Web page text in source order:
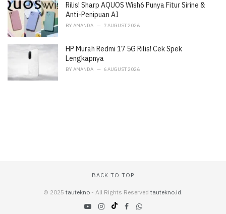
Rilis! Sharp AQUOS Wish6 Punya Fitur Sirine &
Anti-Penipuan AI
BY AMANDA 7 AUGUST 2026
HP Murah Redmi 17 5G Rilis! Cek Spek
Lengkapnya
BY AMANDA 6 AUGUST 2026
BACK TO TOP
© 2025 tautekno - All Rights Reserved tautekno.id